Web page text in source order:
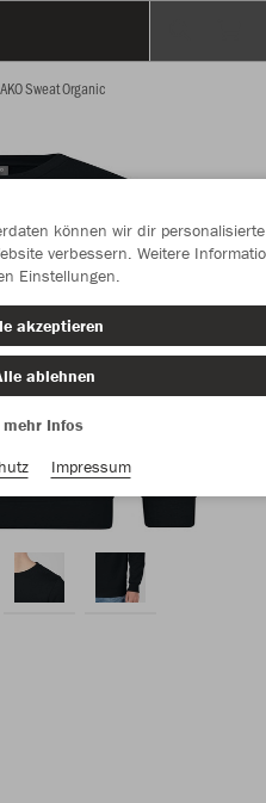
Sweat Organic
können wir dir personalisierte
verbessern. Weitere
Einstellungen.
akzeptieren
ablehnen
mehr Infos
Impressum